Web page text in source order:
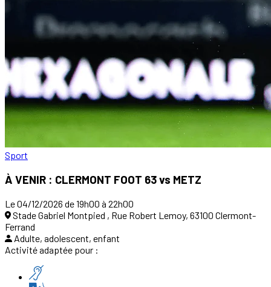
Sport
À VENIR : CLERMONT FOOT 63 vs METZ
Le 04/12/2026 de 19h00 à 22h00
Stade Gabriel Montpied , Rue Robert Lemoy, 63100 Clermont-
Ferrand
Adulte, adolescent, enfant
Activité adaptée pour :